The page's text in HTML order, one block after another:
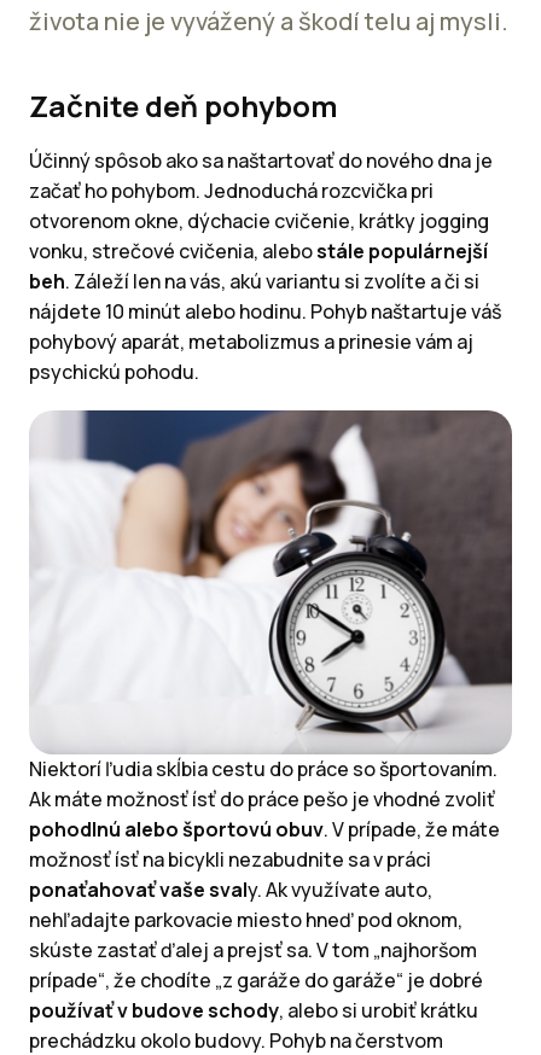
života nie je vyvážený a škodí telu aj mysli.
Začnite deň pohybom
Účinný spôsob ako sa naštartovať do nového dna je
začať ho pohybom. Jednoduchá rozcvička pri
otvorenom okne, dýchacie cvičenie, krátky jogging
vonku, strečové cvičenia, alebostále populárnejší
beh. Záleží len na vás, akú variantu si zvolíte a či si
nájdete 10 minút alebo hodinu. Pohyb naštartuje váš
pohybový aparát, metabolizmus a prinesie vám aj
psychickú pohodu.
Niektorí ľudia skĺbia cestu do práce so športovaním.
Ak máte možnosť ísť do práce pešo je vhodné zvoliť
pohodlnú alebo športovú obuv. V prípade, že máte
možnosť ísť na bicykli nezabudnite sa v práci
ponaťahovať vaše svaly. Ak využívate auto,
nehľadajte parkovacie miesto hneď pod oknom,
skúste zastať ďalej a prejsť sa. V tom „najhoršom
prípade“, že chodíte „z garáže do garáže“ je dobré
používať v budove schody, alebo si urobiť krátku
prechádzku okolo budovy. Pohyb na čerstvom